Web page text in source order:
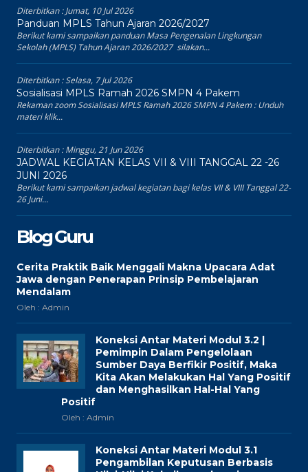
Diterbitkan :Jumat, 10 Jul 2026
Panduan MPLS Tahun Ajaran 2026/2027
Berikut kami sampaikan panduan Masa Pengenalan Lingkungan
Sekolah (MPLS) Tahun Ajaran 2026/2027 silakan...
Diterbitkan :Selasa, 7 Jul 2026
Sosialisasi MPLS Ramah 2026 SMPN 4 Pakem
Rekaman zoom Sosialisasi MPLS Ramah 2026 SMPN 4 Pakem : Unduh
materi klik...
Diterbitkan :Minggu, 21 Jun 2026
JADWAL KEGIATAN KELAS VII & VIII TANGGAL 22 -26
JUNI 2026
Berikut kami sampaikan jadwal kegiatan bagi kelas VII & VIII Tanggal 22-
26 Juni...
Blog Guru
Cerita Praktik Baik Menggali Makna Upacara Adat
Jawa dengan Penerapan Prinsip Pembelajaran
Mendalam
Oleh : Admin
Koneksi Antar Materi Modul 3.2 |
Pemimpin Dalam Pengelolaan
Sumber Daya Berfikir Positif, Maka
Kita Akan Melakukan Hal Yang Positif
dan Menghasilkan Hal-Hal Yang
Positif
Oleh : Admin
Koneksi Antar Materi Modul 3.1
Pengambilan Keputusan Berbasis